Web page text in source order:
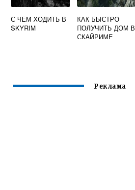
С ЧЕМ ХОДИТЬ В
SKYRIM
КАК БЫСТРО
ПОЛУЧИТЬ ДОМ В
СКАЙРИМЕ
Реклама